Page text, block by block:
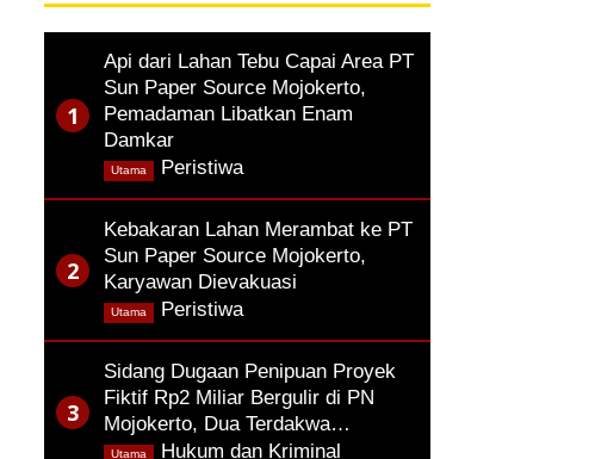
Api dari Lahan Tebu Capai Area PT
Sun Paper Source Mojokerto,
Pemadaman Libatkan Enam
Damkar
Peristiwa,
Utama
Kebakaran Lahan Merambat ke PT
Sun Paper Source Mojokerto,
Karyawan Dievakuasi
Peristiwa,
Utama
Sidang Dugaan Penipuan Proyek
Fiktif Rp2 Miliar Bergulir di PN
Mojokerto, Dua Terdakwa…
Hukum dan Kriminal
Utama